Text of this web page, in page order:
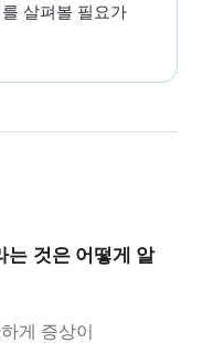
살펴볼 필요가
는 것은 어떻게 알
게 증상이